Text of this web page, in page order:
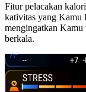
Fitur pelacakan
kativitas yang Kamu
mengingatkan Kamu
berkala.